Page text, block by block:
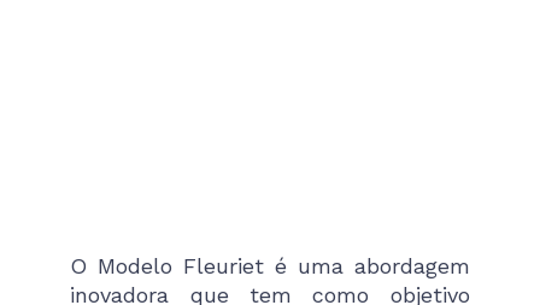
O Modelo Fleuriet é uma abordagem
inovadora que tem como objetivo